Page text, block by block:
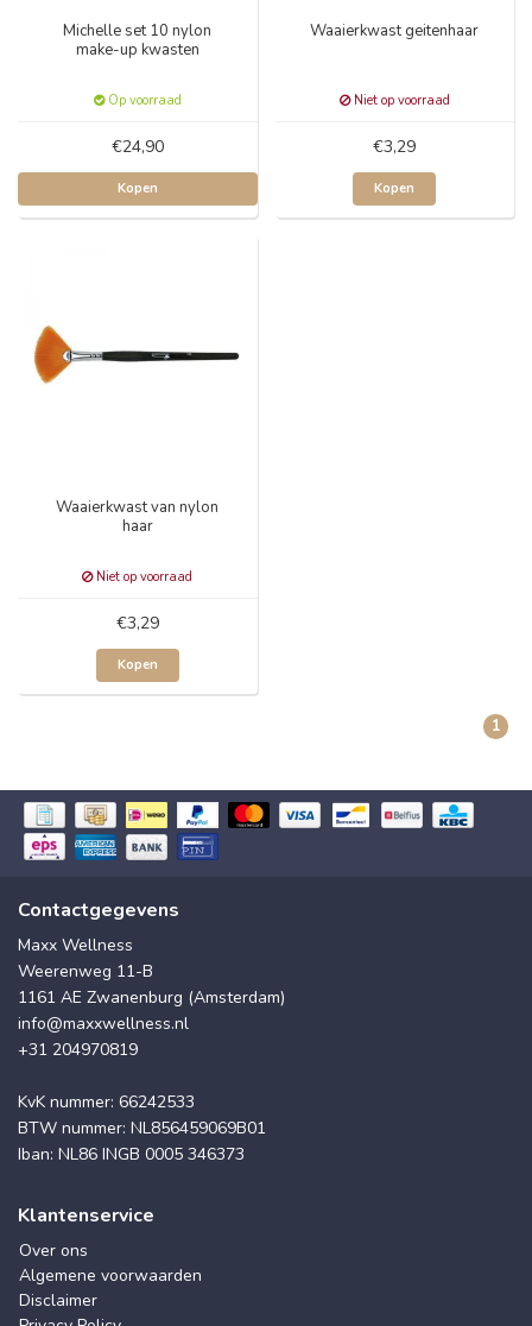
Michelle set 10 nylon
make-up kwasten
Op voorraad
€24,90
Kopen
Waaierkwast geitenhaar
Niet op voorraad
€3,29
Kopen
Waaierkwast van nylon
haar
Niet op voorraad
€3,29
Kopen
1
Contactgegevens
Maxx Wellness
Weerenweg 11-B
1161 AE Zwanenburg (Amsterdam)
info@maxxwellness.nl
+31 204970819
KvK nummer: 66242533
BTW nummer: NL856459069B01
Iban: NL86 INGB 0005 346373
Klantenservice
Over ons
Algemene voorwaarden
Disclaimer